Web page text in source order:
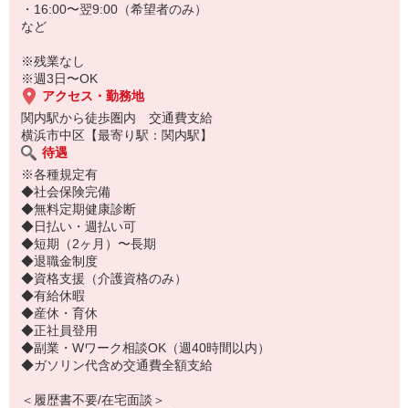
・16:00〜翌9:00（希望者のみ）
など
※残業なし
※週3日〜OK
アクセス・勤務地
関内駅から徒歩圏内 交通費支給
横浜市中区【最寄り駅：関内駅】
待遇
※各種規定有
◆社会保険完備
◆無料定期健康診断
◆日払い・週払い可
◆短期（2ヶ月）〜長期
◆退職金制度
◆資格支援（介護資格のみ）
◆有給休暇
◆産休・育休
◆正社員登用
◆副業・Wワーク相談OK（週40時間以内）
◆ガソリン代含め交通費全額支給
＜履歴書不要/在宅面談＞